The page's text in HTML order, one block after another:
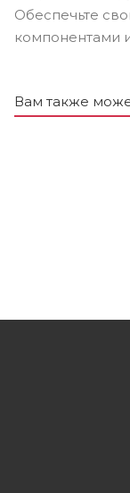
Обеспечьте
компонентами
Вам также